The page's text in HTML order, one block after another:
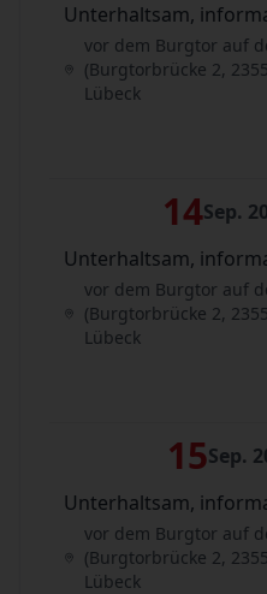
Unterhaltsam,
vor dem Burgtor auf
(Burgtorbrücke 2,
Lübeck
14Sep.
Unterhaltsam,
vor dem Burgtor auf
(Burgtorbrücke 2,
Lübeck
15Sep.
Unterhaltsam,
vor dem Burgtor auf
(Burgtorbrücke 2,
Lübeck